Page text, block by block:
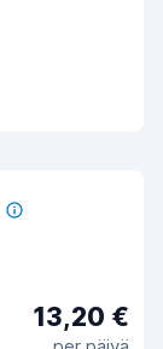
13,20 €